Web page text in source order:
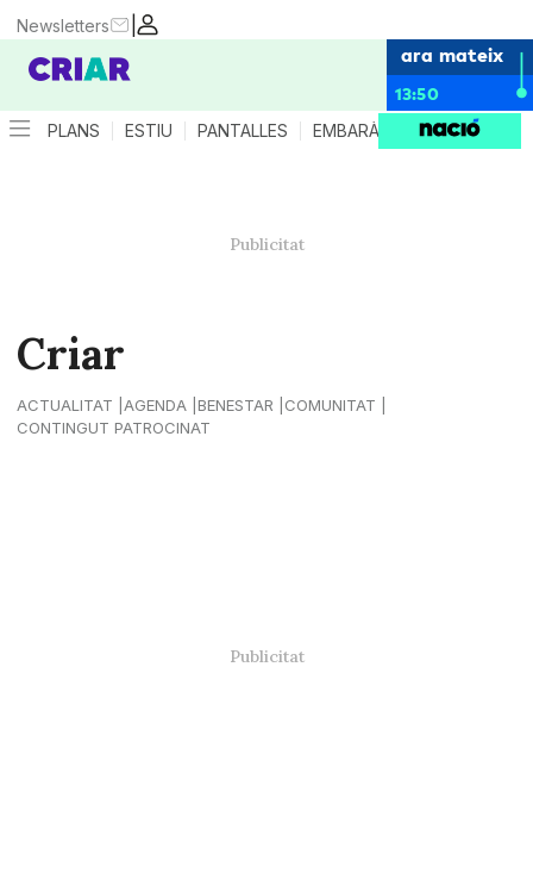
|
Newsletters
ara mateix
13:50
PLANS ESTIU PANTALLES EMBARÀS CRIANÇA
Criar
ACTUALITAT AGENDA BENESTAR
COMUNITAT
CONTINGUT PATROCINAT